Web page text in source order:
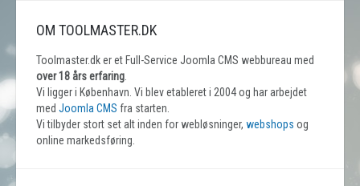
OM TOOLMASTER.DK
Toolmaster.dk er et Full-Service Joomla CMS webbureau med
over 18 års erfaring
Vi ligger i København. Vi blev etableret i 2004 og har arbejdet
med Joomla CMS fra starten.
Vi tilbyder stort set alt inden for webløsninger, webshops og
online markedsføring.